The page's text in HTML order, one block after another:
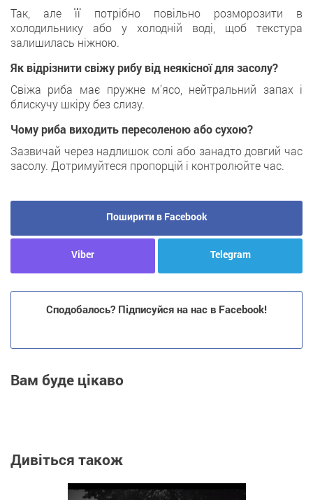
Так, але її потрібно повільно розморозити в
холодильнику або у холодній воді, щоб текстура
залишилась ніжною.
Як відрізнити свіжу рибу від неякісної для засолу?
Свіжа риба має пружне м’ясо, нейтральний запах і
блискучу шкіру без слизу.
Чому риба виходить пересоленою або сухою?
Зазвичай через надлишок солі або занадто довгий час
засолу. Дотримуйтеся пропорцій і контролюйте час.
Поширити в Facebook
Viber Telegram
Сподобалось? Підписуйся на нас в Facebook!
Вам буде цікаво
Дивіться також